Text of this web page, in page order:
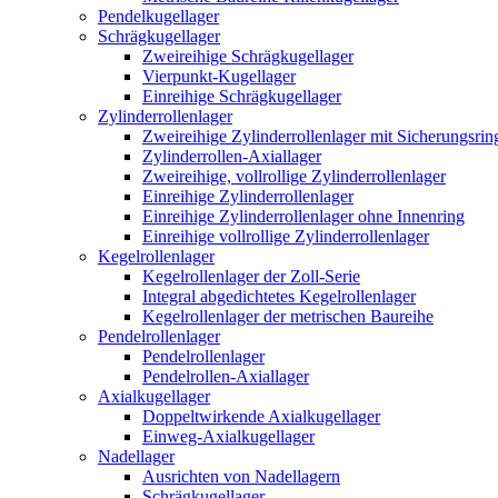
Pendelkugellager
Schrägkugellager
Zweireihige Schrägkugellager
Vierpunkt-Kugellager
Einreihige Schrägkugellager
Zylinderrollenlager
Zweireihige Zylinderrollenlager mit
Zylinderrollen-Axiallager
Zweireihige, vollrollige Zylinderrollenlager
Einreihige Zylinderrollenlager
Einreihige Zylinderrollenlager ohne Innenring
Einreihige vollrollige Zylinderrollenlager
Kegelrollenlager
Kegelrollenlager der Zoll-Serie
Integral abgedichtetes Kegelrollenlager
Kegelrollenlager der metrischen Baureihe
Pendelrollenlager
Pendelrollenlager
Pendelrollen-Axiallager
Axialkugellager
Doppeltwirkende Axialkugellager
Einweg-Axialkugellager
Nadellager
Ausrichten von Nadellagern